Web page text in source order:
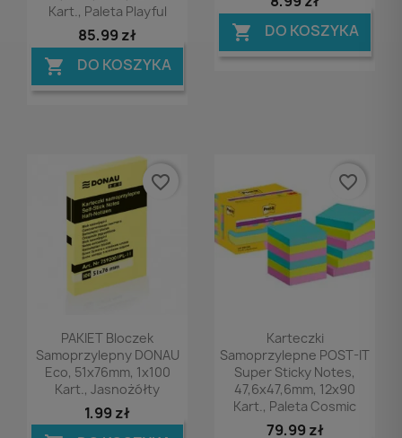
Kart., Paleta Playful
85,99 zł
 DO KOSZYKA
 DO KOSZYKA
Podgląd
PAKIET Bloczek
Samoprzylepny DONAU
Eco, 51x76mm, 1x100
Kart., Jasnożółty
1,99 zł
favorite_border
Podgląd
Karteczki
Samoprzylepne POST-IT
Super Sticky Notes,
47,6x47,6mm, 12x90
Kart., Paleta Cosmic
79,99 zł
favorite_border